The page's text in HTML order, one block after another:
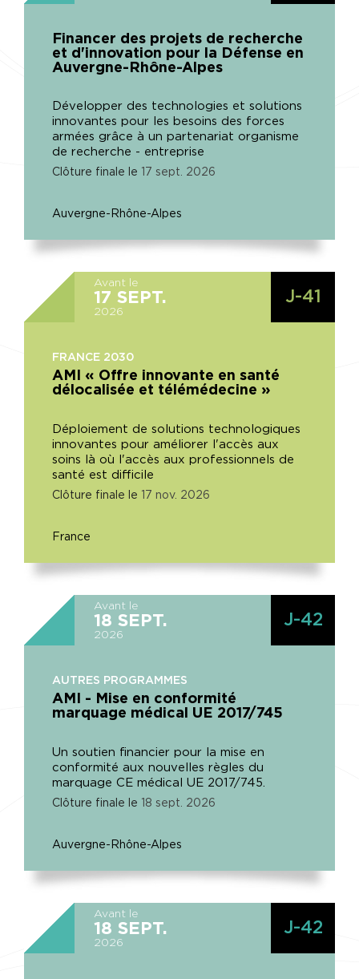
Financer des projets de recherche
et d'innovation pour la Défense en
Auvergne-Rhône-Alpes
Développer des technologies et solutions
innovantes pour les besoins des forces
armées grâce à un partenariat organisme
de recherche - entreprise
Clôture finale le 17 sept. 2026
Auvergne-Rhône-Alpes
Avant le
17 SEPT.
2026
J-41
FRANCE 2030
AMI « Offre innovante en santé
délocalisée et télémédecine »
Déploiement de solutions technologiques
innovantes pour améliorer l'accès aux
soins là où l'accès aux professionnels de
santé est difficile
Clôture finale le 17 nov. 2026
France
Avant le
18 SEPT.
2026
J-42
AUTRES PROGRAMMES
AMI - Mise en conformité
marquage médical UE 2017/745
Un soutien financier pour la mise en
conformité aux nouvelles règles du
marquage CE médical UE 2017/745.
Clôture finale le 18 sept. 2026
Auvergne-Rhône-Alpes
Avant le
18 SEPT.
2026
J-42